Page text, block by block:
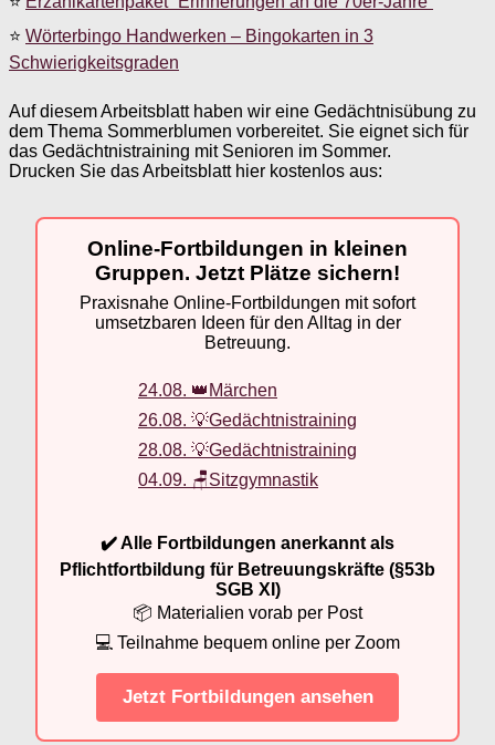
⭐ Wörterbingo Handwerken – Bingokarten in 3
Schwierigkeitsgraden
Auf diesem Arbeitsblatt haben wir eine Gedächtnisübung zu
dem Thema Sommerblumen vorbereitet. Sie eignet sich für
das Gedächtnistraining mit Senioren im Sommer.
Drucken Sie das Arbeitsblatt hier kostenlos aus:
Online-Fortbildungen in kleinen
Gruppen. Jetzt Plätze sichern!
Praxisnahe Online-Fortbildungen mit sofort
umsetzbaren Ideen für den Alltag in der
Betreuung.
24.08. 👑Märchen
26.08. 💡Gedächtnistraining
28.08. 💡Gedächtnistraining
04.09. 🪑Sitzgymnastik
✔️ Alle Fortbildungen anerkannt als
Pflichtfortbildung für Betreuungskräfte (§53b
SGB XI)
📦 Materialien vorab per Post
💻 Teilnahme bequem online per Zoom
Jetzt Fortbildungen ansehen